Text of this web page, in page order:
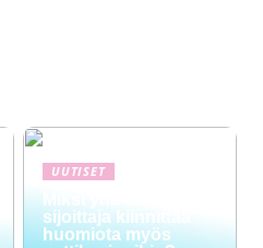
UUTISET
Miksi yhä useampi
sijoittaja kiinnittää
huomiota myös